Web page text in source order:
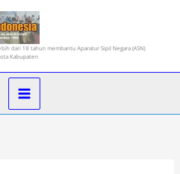
dari 18 tahun membantu Aparatur Sipil Negara (ASN)
Kabupaten